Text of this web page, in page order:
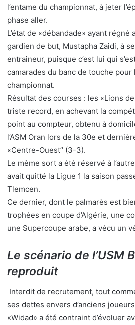
l’entame du championnat, à jeter
phase aller.
L’état de «débandade» ayant régné
gardien de but, Mustapha Zaidi, à
entraineur, puisque c’est lui qui
camarades du banc de touche pour
championnat.
Résultat des courses : les «Lions
triste record, en achevant la
point au compteur, obtenu à
l’ASM Oran lors de la 30e et
«Centre-Ouest’’ (3-3).
Le même sort a été réservé à
avait quitté la Ligue 1 la saison
Tlemcen.
Ce dernier, dont le palmarès est
trophées en coupe d’Algérie, une
une Supercoupe arabe, a vécu un
Le scénario de l’USM
reproduit
Interdit de recrutement, tout
ses dettes envers d’anciens
«Widad» a été contraint d’évoluer